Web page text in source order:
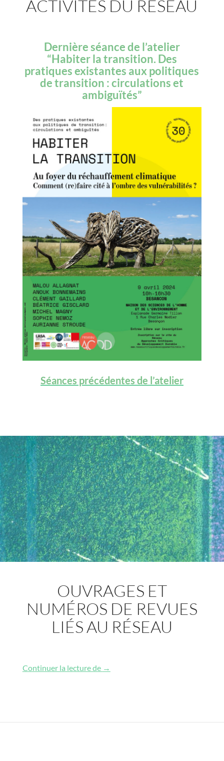
ACTIVITÉS DU RÉSEAU
Dernière séance de l’atelier
“Habiter la transition. Des
pratiques existantes aux politiques
de transition : circulations et
ambiguïtés”
Séances précédentes de l’atelier
OUVRAGES ET
NUMÉROS DE REVUES
LIÉS AU RÉSEAU
Continuer la lecture de Ouvrages et numéros de revues
→